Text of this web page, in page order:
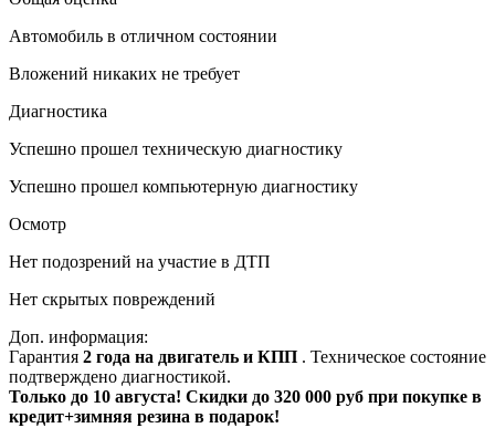
Автомобиль в отличном состоянии
Вложений никаких не требует
Диагностика
Успешно прошел техническую диагностику
Успешно прошел компьютерную диагностику
Осмотр
Нет подозрений на участие в ДТП
Нет скрытых повреждений
Доп. информация:
Гарантия 2 года на двигатель и КПП . Техническое состояние
подтверждено диагностикой.
Только до 10 августа! Скидки до 320 000 руб при покупке в
кредит+зимняя резина в подарок!